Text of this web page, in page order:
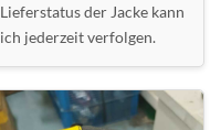
Lieferstatus der Jacke kann
ich jederzeit verfolgen.